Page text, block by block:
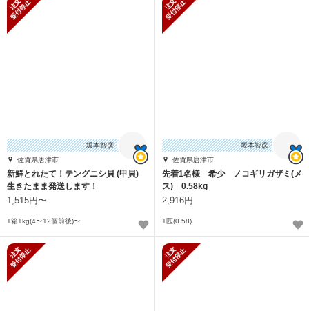
坂本智彦
佐賀県唐津市
新鮮とれたて！テングニシ貝 (甲貝)
生きたまま発送します！
1,515円〜
1箱1kg(4〜12個前後)〜
坂本智彦
佐賀県唐津市
先着1名様 希少 ノコギリガザミ(メ
ス) 0.58kg
2,916円
1匹(0.58)